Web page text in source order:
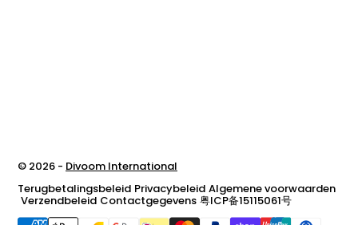
© 2026 - Divoom International
Terugbetalingsbeleid Privacybeleid Algemene voorwaarden
Verzendbeleid Contactgegevens 粤ICP备15115061号